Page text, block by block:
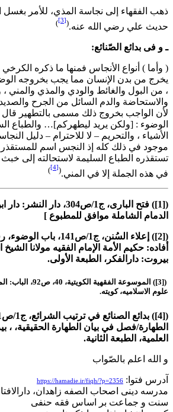
ذهب الفقهاء إلى نجاسة المذي، للأمر
حديث علي رضي الله عنه.(
[3]
)
ـ و فی بدائع الصّنائع:
( وأما ) أنواع الأنجاس فمنها ما ذكره
يخرج من بدن الإنسان مما يجب بخروجه
، من البول والغائط والودي والمذي والمني
والاستحاضة والدم السائل من الجرح
لأن الواجب بخروج ذلك مسمى بالتطهير قال
الوضوء : [ولكن يريد ليطهركم]… والطباع
الأشياء ، والتحريم – لا للاحترام – دليل
موجود في ذلك كله إذ النجس اسم
تستقذره الطباع السليمة لاستحالته إلى
في هذه الجملة إلا في المني. (
[4]
)
([1]) فتح الباری، ج1/ص304،
الدمام الشاملة موافق للمطبوع ]
أفاده: حکیم الأمة الإمام الفقیه مولانا
بیروت: دارالفکر، الطبعة الأولی.
([3]) الموسوعة
علوم الاسلامیه، کویته.
الطهارة/فصل في بیان الطهارة الحقیقية، ،
العلمیة، الطبعة الثانیة.
و الله اعلم بالصّواب
آدرس فتوا: https://hamadie.ir/fiqh/?p=2356
مدرسه دینی اصحاب الصفه زاهدان،
سنت و جماعت بر اساس فقه حنفی